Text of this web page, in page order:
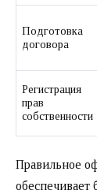
Подготовка
договора
Регистрация
прав
собственности
Правильное
обеспечивает